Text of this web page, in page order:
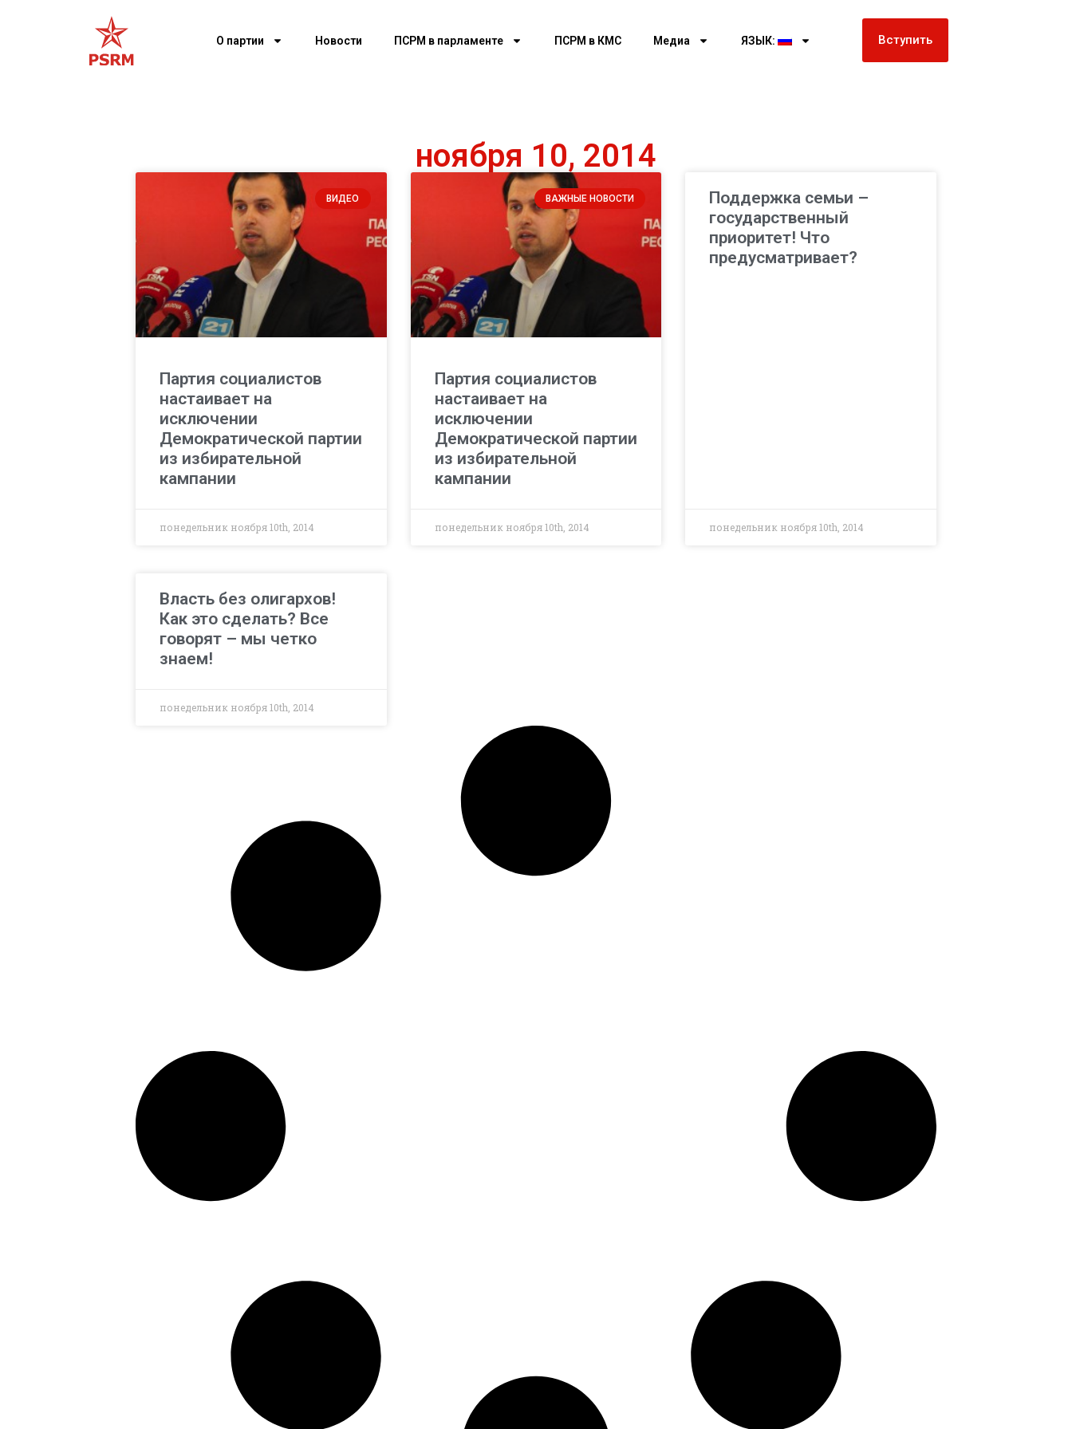
О партии Новости ПСРМ в парламенте ПСРМ в КМС Медиа ЯЗЫК: Вступить
ноября 10, 2014
ВИДЕО
Партия социалистов
настаивает на
исключении
Демократической партии
из избирательной
кампании
понедельник ноября 10th, 2014
ВАЖНЫЕ НОВОСТИ
Партия социалистов
настаивает на
исключении
Демократической партии
из избирательной
кампании
понедельник ноября 10th, 2014
Поддержка семьи –
государственный
приоритет! Что
предусматривает?
понедельник ноября 10th, 2014
Власть без олигархов!
Как это сделать? Все
говорят – мы четко
знаем!
понедельник ноября 10th, 2014